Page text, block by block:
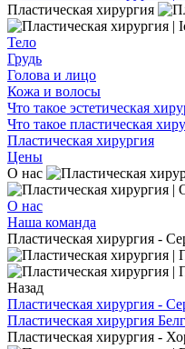
Пластическая хирургия
Тело
Грудь
Голова и лицо
Кожа и волосы
Что такое эстетическая
Что такое пластическая
Пластическая хирургия
Цены
О нас
О нас
Наша команда
Пластическая хирургия -
Назад
Пластическая хирургия -
Пластическая хирургия
Пластическая хирургия -